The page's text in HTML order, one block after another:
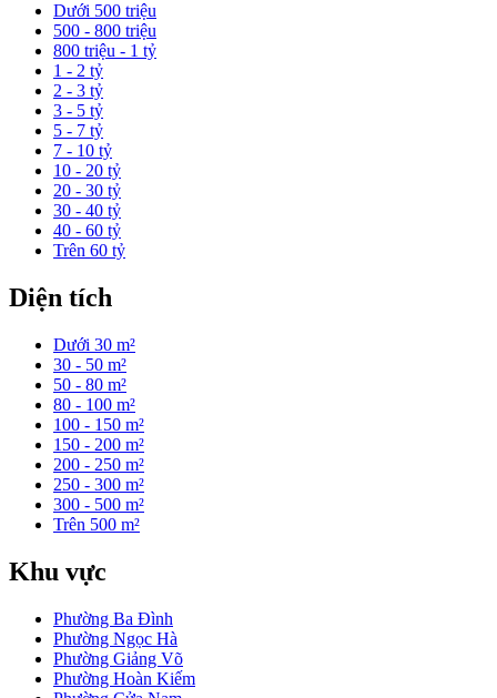
Dưới 500 triệu
500 - 800 triệu
800 triệu - 1 tỷ
1 - 2 tỷ
2 - 3 tỷ
3 - 5 tỷ
5 - 7 tỷ
7 - 10 tỷ
10 - 20 tỷ
20 - 30 tỷ
30 - 40 tỷ
40 - 60 tỷ
Trên 60 tỷ
Diện tích
Dưới 30 m²
30 - 50 m²
50 - 80 m²
80 - 100 m²
100 - 150 m²
150 - 200 m²
200 - 250 m²
250 - 300 m²
300 - 500 m²
Trên 500 m²
Khu vực
Phường Ba Đình
Phường Ngọc Hà
Phường Giảng Võ
Phường Hoàn Kiếm